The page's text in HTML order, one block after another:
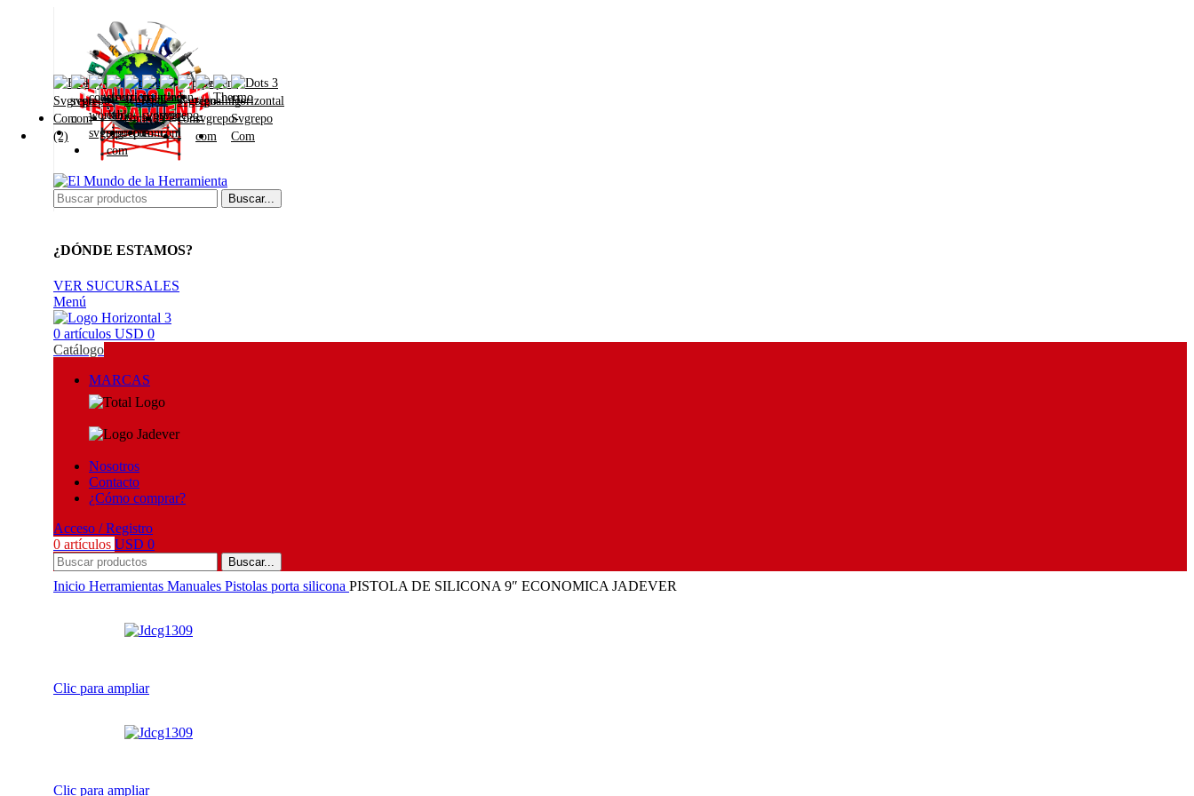
Buscar...
¿DÓNDE ESTAMOS?
VER SUCURSALES
Menú
0 artículos USD 0
Catálogo
MARCAS
Nosotros
Contacto
¿Cómo comprar?
Acceso / Registro
0 artículos USD 0
Buscar...
Inicio Herramientas Manuales Pistolas porta silicona PISTOLA DE SILICONA 9″ ECONOMICA JADEVER
Clic para ampliar
Clic para ampliar